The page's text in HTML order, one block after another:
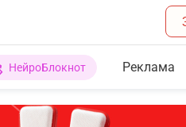
НейроБлокнот Реклама